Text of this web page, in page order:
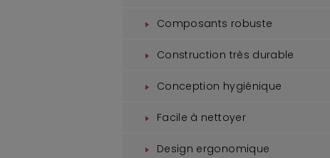
Composants robuste
Construction très durable
Conception hygiénique
Facile à nettoyer
Design ergonomique